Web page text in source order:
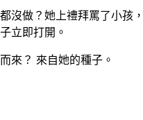
沒做？她上禮拜罵了小孩
立即打開。
來？ 來自她的種子。